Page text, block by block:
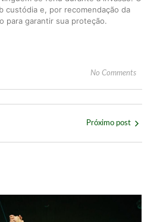
custódia e, por recomendação da
para garantir sua proteção.
No Comments
Próximo post